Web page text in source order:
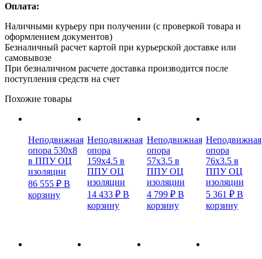
Оплата:
Наличными курьеру при получении (с проверкой товара и
оформлением документов)
Безналичный расчет картой при курьерской доставке или
самовывозе
При безналичном расчете доставка производится после
поступления средств на счет
Похожие товары
Неподвижная
опора 530х8
в ППУ ОЦ
изоляции
86 555 ₽ В
корзину
Неподвижная
опора
159х4.5 в
ППУ ОЦ
изоляции
14 433₽ В
корзину
Неподвижная
опора
57х3.5 в
ППУ ОЦ
изоляции
4 799 ₽ В
корзину
Неподвижная
опора
76х3.5 в
ППУ ОЦ
изоляции
5 361 ₽ В
корзину